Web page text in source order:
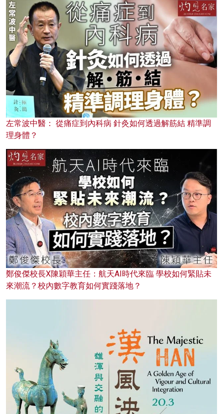
左常波中醫： 從痛症到內科病 針灸如何透過解筋結 精準調
理身體？
鄭俊傑校長X陳穎華主任：航天AI時代來臨 學校如何緊貼未
來潮流？校內數字教育如何實踐落地？